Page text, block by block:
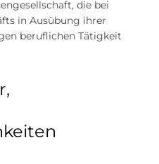
die bei
in Ausübung ihrer
beruflichen Tätigkeit